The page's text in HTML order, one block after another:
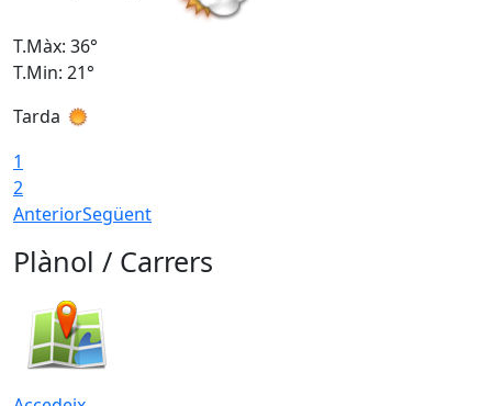
T.Màx: 36°
T.Min: 21°
Tarda
1
2
AnteriorSegüent
Plànol / Carrers